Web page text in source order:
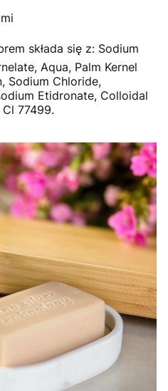
składa się z: Sodium
Aqua, Palm Kernel
Sodium Chloride,
Etidronate, Colloidal
Cl 77499.